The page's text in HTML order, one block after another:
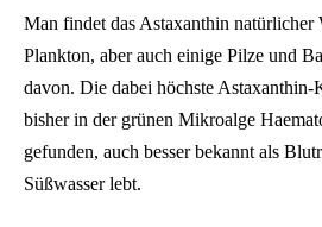
Man findet das Astaxanthin natürlicher
Plankton, aber auch einige Pilze und
davon. Die dabei höchste
bisher in der grünen Mikroalge
gefunden, auch besser bekannt als
Süßwasser lebt.